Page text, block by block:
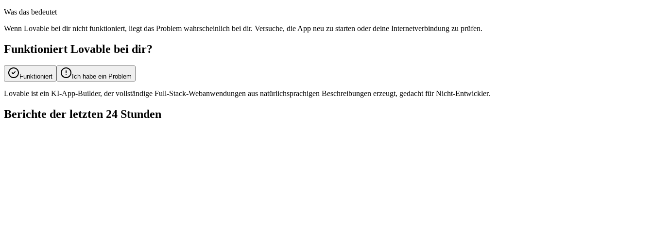
Was das bedeutet
Wenn Lovable bei dir nicht funktioniert, liegt das Problem wahrscheinlich bei dir. Versuche, die App neu zu starten oder deine Internetverbindung zu prüfen.
Funktioniert Lovable bei dir?
Funktioniert Ich habe ein Problem
Lovable ist ein KI-App-Builder, der vollständige Full-Stack-Webanwendungen aus natürlichsprachigen Beschreibungen erzeugt, gedacht für Nicht-Entwickler.
Berichte der letzten 24 Stunden